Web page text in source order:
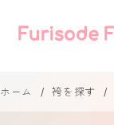
ホーム 袴を探す